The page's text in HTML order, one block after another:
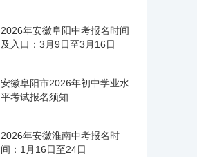
2026年安徽阜阳中考报名时间
及入口：3月9日至3月16日
安徽阜阳市2026年初中学业水
平考试报名须知
2026年安徽淮南中考报名时
间：1月16日至24日